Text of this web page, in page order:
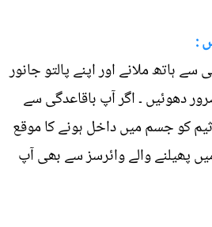
:
ہاتھ ملانے اور اپنے پالتو جانور
دھوئیں ۔ اگر آپ باقاعدگی سے
کو جسم میں داخل ہونے کا موقع
پھیلنے والے وائرسز سے بھی آپ